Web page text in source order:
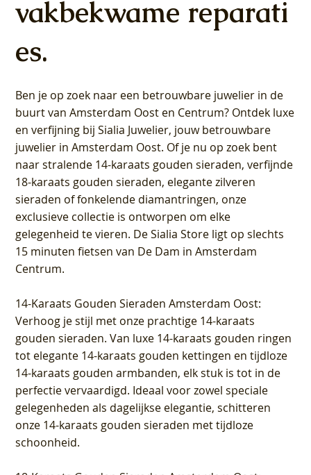
vakbekwame reparati
es.
Ben je op zoek naar een betrouwbare juwelier in de
buurt van Amsterdam Oost en Centrum? Ontdek luxe
en verfijning bij Sialia Juwelier, jouw betrouwbare
juwelier in Amsterdam Oost. Of je nu op zoek bent
naar stralende 14-karaats gouden sieraden, verfijnde
18-karaats gouden sieraden, elegante zilveren
sieraden of fonkelende diamantringen, onze
exclusieve collectie is ontworpen om elke
gelegenheid te vieren. De Sialia Store ligt op slechts
15 minuten fietsen van De Dam in Amsterdam
Centrum.
14-Karaats Gouden Sieraden Amsterdam Oost:
Verhoog je stijl met onze prachtige 14-karaats
gouden sieraden. Van luxe 14-karaats gouden ringen
tot elegante 14-karaats gouden kettingen en tijdloze
14-karaats gouden armbanden, elk stuk is tot in de
perfectie vervaardigd. Ideaal voor zowel speciale
gelegenheden als dagelijkse elegantie, schitteren
onze 14-karaats gouden sieraden met tijdloze
schoonheid.